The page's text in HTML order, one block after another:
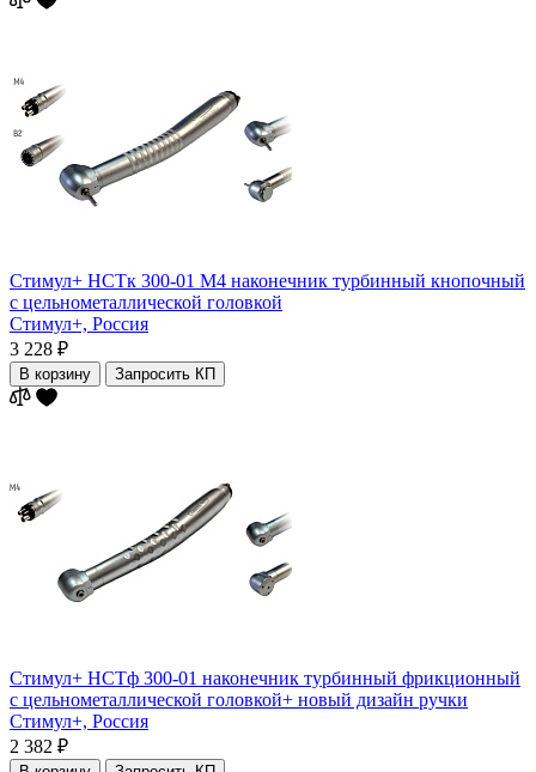
Стимул+ НСТк 300-01 М4 наконечник турбинный кнопочный
с цельнометаллической головкой
Стимул+, Россия
3 228 ₽
В корзину Запросить КП
Стимул+ НСТф 300-01 наконечник турбинный фрикционный
с цельнометаллической головкой+ новый дизайн ручки
Стимул+, Россия
2 382 ₽